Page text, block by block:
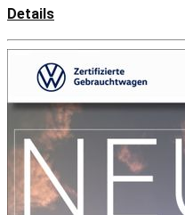
Details